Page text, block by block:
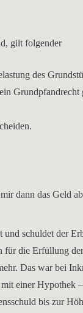
gilt folgender
des
dann das Geld
und schuldet der
für die Erfüllung
Das war bei
einer
bis zur